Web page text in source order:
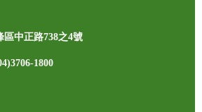
區中正路738之4號
1800